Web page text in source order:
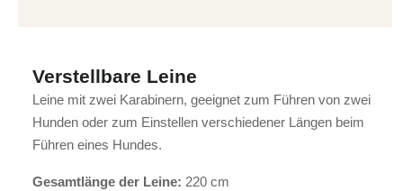
Verstellbare Leine
Leine mit zwei Karabinern, geeignet zum Führen von zwei
Hunden oder zum Einstellen verschiedener Längen beim
Führen eines Hundes.
Gesamtlänge der Leine: 220 cm